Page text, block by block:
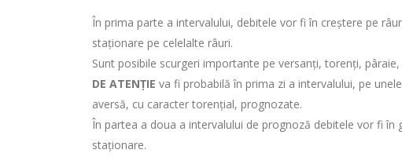
În prima parte a intervalului, debitele vor fi în creștere pe
staționare pe celelalte râuri.
Sunt posibile scurgeri importante pe versanți, torenți,
DE ATENȚIE va fi probabilă în prima zi a intervalului, pe
aversă, cu caracter torențial, prognozate.
În partea a doua a intervalului de prognoză debitele vor fi în
staționare.